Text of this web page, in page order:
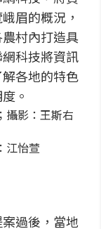
眉的概況，
村內打造具
科技將資訊
各地的特色
。
攝影：王斯右
江怡萱
過後，當地